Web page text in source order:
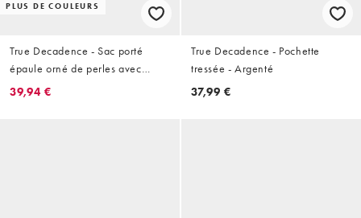
PLUS DE COULEURS
True Decadence - Sac porté
épaule orné de perles avec
fleurs - Doré
39,94 €
True Decadence - Pochette
tressée - Argenté
37,99 €